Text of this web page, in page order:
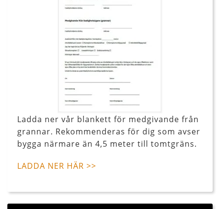
Ladda ner vår blankett för medgivande från
grannar. Rekommenderas för dig som avser
bygga närmare än 4,5 meter till tomtgräns.
LADDA NER HÄR >>